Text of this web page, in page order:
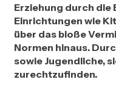
Erziehung durch
Einrichtungen wie
über das bloße
Normen hinaus.
sowie Jugendliche,
zurechtzufinden.